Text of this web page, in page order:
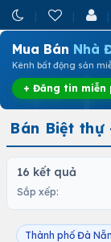
Mua Bán Nhà
Kênh bất động sản
+ Đăng tin miễn
Bán Biệt
16 kết quả
Sắp xếp:
Thành phố Đà